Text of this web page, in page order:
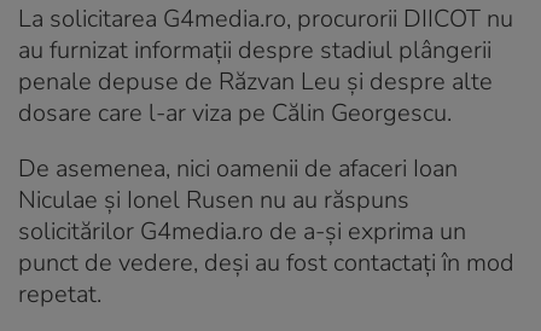
La solicitarea G4media.ro, procurorii DIICOT nu
au furnizat informații despre stadiul plângerii
penale depuse de Răzvan Leu și despre alte
dosare care l-ar viza pe Călin Georgescu.
De asemenea, nici oamenii de afaceri Ioan
Niculae și Ionel Rusen nu au răspuns
solicitărilor G4media.ro de a-și exprima un
punct de vedere, deși au fost contactați în mod
repetat.